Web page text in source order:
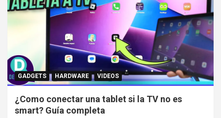
GADGETS HARDWARE VIDEOS
¿Como conectar una tablet si la TV no es
smart? Guía completa